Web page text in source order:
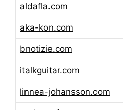
aldafla.com
aka-kon.com
bnotizie.com
italkguitar.com
linnea-johansson.com